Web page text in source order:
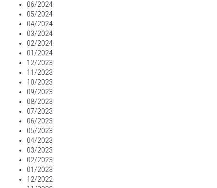
06/2024
05/2024
04/2024
03/2024
02/2024
01/2024
12/2023
11/2023
10/2023
09/2023
08/2023
07/2023
06/2023
05/2023
04/2023
03/2023
02/2023
01/2023
12/2022